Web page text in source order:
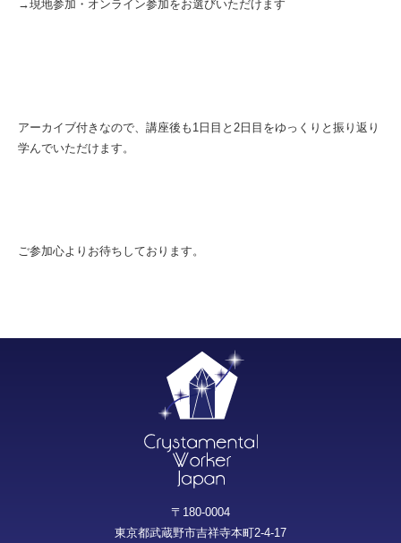
→現地参加・オンライン参加をお選びいただけます
アーカイブ付きなので、講座後も1日目と2日目をゆっくりと振り返り
学んでいただけます。
ご参加心よりお待ちしております。
〒180-0004
東京都武蔵野市吉祥寺本町2-4-17